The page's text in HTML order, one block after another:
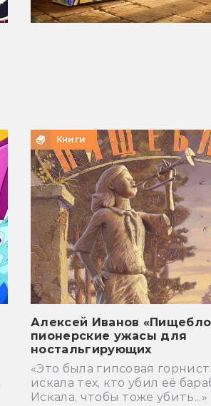
Книги
Алексей Иванов
пионерские ужасы для
ностальгирующих
«Это была гипсовая
искала тех, кто убил её
Искала, чтобы тоже убить...»